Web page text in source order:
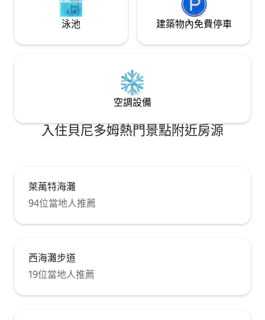
泳池 建築物內免費停車
空調設備
入住貝尼多姆熱門景點附近房源
萊萬特海灘
94位當地人推薦
西海灘步道
19位當地人推薦